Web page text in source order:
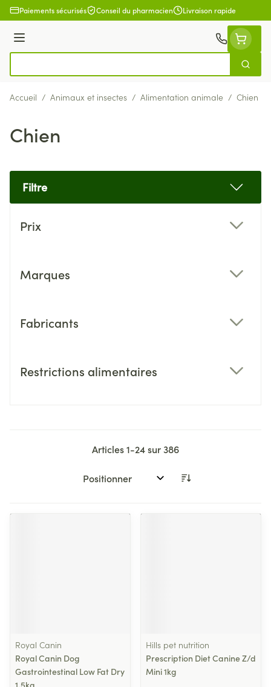
Aller au contenu
Paiements sécurisés Conseil du pharmacien Livraison rapide
Menu
Accueil / Animaux et insectes / Alimentation animale / Chien
Chien
Filtre
Prix
Marques
Fabricants
Restrictions alimentaires
Articles1-24sur386
Trier par:
Royal Canin
Royal Canin Dog
Gastrointestinal Low Fat Dry
1,5kg
Hills pet nutrition
Prescription Diet Canine Z/d
Mini 1kg